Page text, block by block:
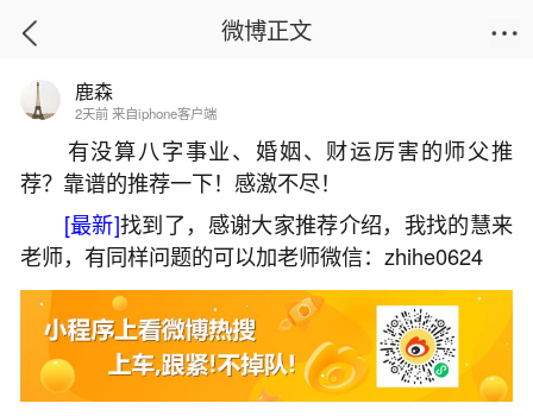
首页
七月十五祭祖时间表
2026-06-04 14:35:10 20 10 赞
微博正文
鹿森
2天前 来自iphone客户端
有没算八字事业、婚姻、财运厉害的师父推
荐？靠谱的推荐一下！感激不尽！
[最新]找到了，感谢大家推荐介绍，我找的慧来
老师，有同样问题的可以加老师微信：zhihe0624